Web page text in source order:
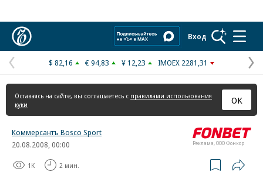
Вход
Предыдущая
страница
$ 82,16 € 94,83 ¥ 12,23 IMOEX 2281,31
Оставаясь на сайте, вы соглашаетесь с правилами использования
куки
ОК
Реклама, ООО Фонкор
Коммерсантъ Bosco Sport
20.08.2008, 00:00
1K 2 мин.